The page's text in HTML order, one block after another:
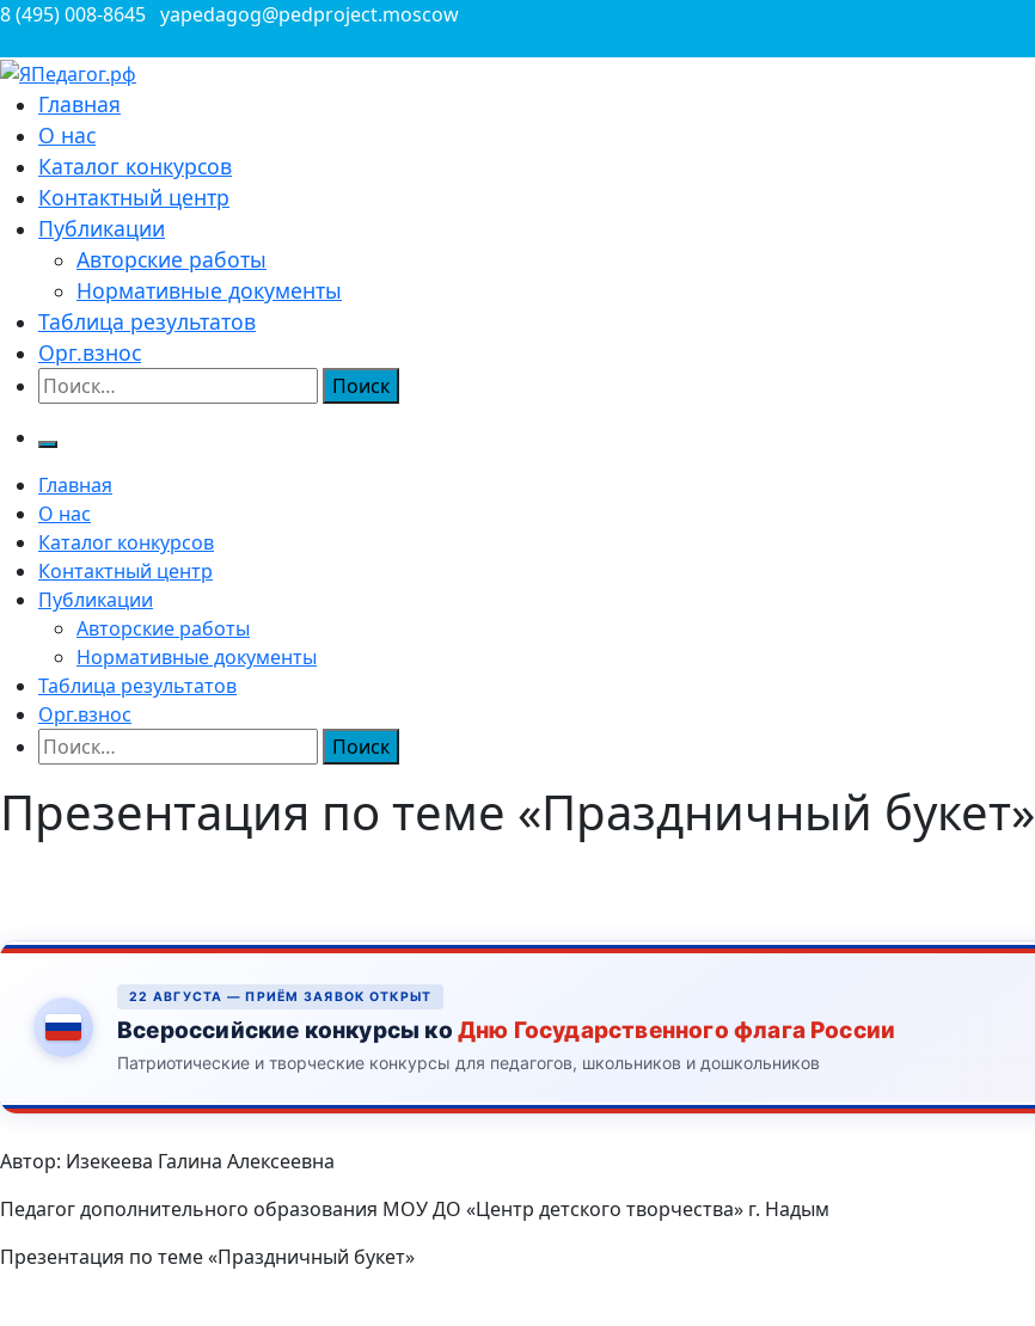
Перейти
содержимому
8 (495) 008-8645 yapedagog@pedproject.moscow
ЯПедагог.рф
Всероссийские конкурсы для педагогов
Главная
О нас
Каталог конкурсов
Контактный центр
Публикации
Авторские работы
Нормативные документы
Таблица результатов
Орг.взнос
Найти:
Главная
О нас
Каталог конкурсов
Контактный центр
Публикации
Авторские работы
Нормативные документы
Таблица результатов
Орг.взнос
Найти:
Презентация по теме «Праздничный букет»
22 АВГУСТА — ПРИЁМ ЗАЯВОК ОТКРЫТ
Всероссийские конкурсы ко Дню Государственного флага России
Патриотические и творческие конкурсы для педагогов, школьников и дошкольников
Автор: Изекеева Галина Алексеевна
Педагог дополнительного образования МОУ ДО «Центр детского творчества» г. Надым
Презентация по теме «Праздничный букет»